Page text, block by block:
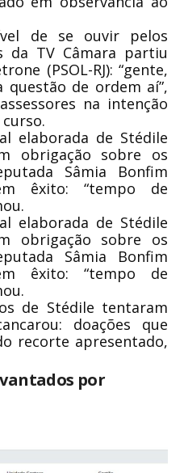
de se ouvir pelos
da TV Câmara partiu
(PSOL-RJ): “gente,
questão de ordem aí”,
na intenção
elaborada de Stédile
obrigação sobre os
Sâmia Bonfim
êxito: “tempo de
elaborada de Stédile
obrigação sobre os
Sâmia Bonfim
êxito: “tempo de
de Stédile tentaram
doações que
recorte apresentado,
por